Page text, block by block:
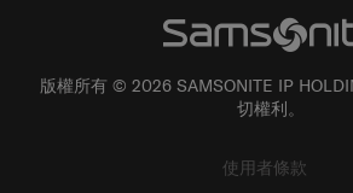
切權利。
私隱政策